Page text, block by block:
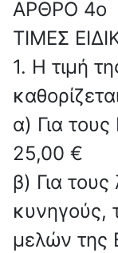
ΑΡΘΡΟ 4o
ΤΙΜΕΣ
1. Η τιμή
α) Για
25,00 €
β) Για
κυνηγούς,
μελών της